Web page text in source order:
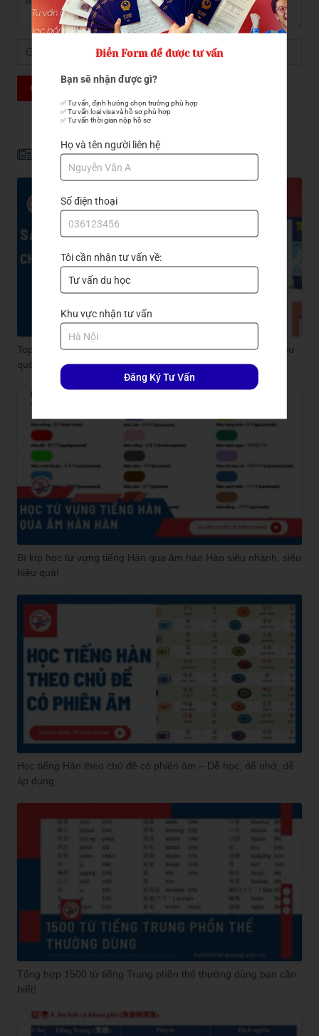
GỬI ĐẾN TRẦN QUANG
Tin liên quan
Top sách học tiếng Hàn cho người mới bắt đầu: Dễ hiểu, hiệu
quả!
Bí kíp học từ vựng tiếng Hàn qua âm hán Hàn siêu nhanh, siêu
hiệu quả!
Học tiếng Hàn theo chủ đề có phiên âm – Dễ học, dễ nhớ, dễ
áp dụng
Tổng hợp 1500 từ tiếng Trung phồn thể thường dùng bạn cần
biết!
Điền Form để được tư vấn
Bạn sẽ nhận được gì?
✅ Tư vấn, định hướng chọn trường phù hợp
✅ Tư vấn loại visa và hồ sơ phù hợp
✅ Tư vấn thời gian nộp hồ sơ
Họ và tên người liên hệ
Số điện thoại
Tôi cần nhận tư vấn về:
Khu vực nhận tư vấn
Đăng Ký Tư Vấn